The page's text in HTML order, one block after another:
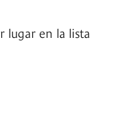
lugar en la lista